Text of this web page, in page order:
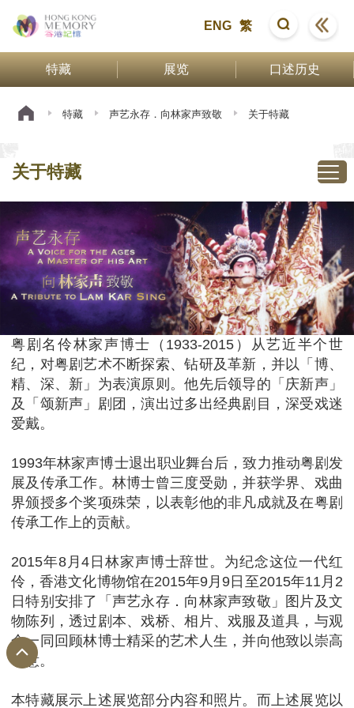
ENG 繁
特藏 展览 口述历史
特藏 声艺永存．向林家声致敬 关于特藏
关于特藏
粤剧名伶林家声博士（1933-2015）从艺近半个世
纪，对粤剧艺术不断探索、钻研及革新，并以「博、
精、深、新」为表演原则。他先后领导的「庆新声」
及「颂新声」剧团，演出过多出经典剧目，深受戏迷
爱戴。
1993年林家声博士退出职业舞台后，致力推动粤剧发
展及传承工作。林博士曾三度受勋，并获学界、戏曲
界颁授多个奖项殊荣，以表彰他的非凡成就及在粤剧
传承工作上的贡献。
2015年8月4日林家声博士辞世。为纪念这位一代红
伶，香港文化博物馆在2015年9月9日至2015年11月2
日特别安排了「声艺永存．向林家声致敬」图片及文
物陈列，透过剧本、戏桥、相片、戏服及道具，与观
众一同回顾林博士精采的艺术人生，并向他致以崇高
敬意。
本特藏展示上述展览部分内容和照片。而上述展览以